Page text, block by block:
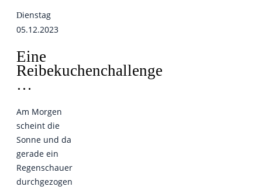
Dienstag
05.12.2023
Eine
Reibekuchenchallenge
…
Am Morgen
scheint die
Sonne und da
gerade ein
Regenschauer
durchgezogen